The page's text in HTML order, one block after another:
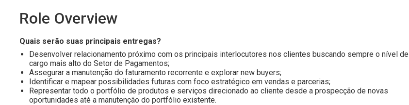
Role Overview
Quais serão suas principais entregas?
Desenvolver relacionamento próximo com os principais interlocutores nos clientes buscando sempre o nível de
cargo mais alto do Setor de Pagamentos;
Assegurar a manutenção do faturamento recorrente e explorar new buyers;
Identificar e mapear possibilidades futuras com foco estratégico em vendas e parcerias;
Representar todo o portfólio de produtos e serviços direcionado ao cliente desde a prospecção de novas
oportunidades até a manutenção do portfólio existente.